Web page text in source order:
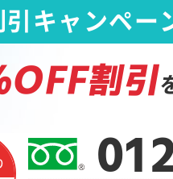
キャンペー
割引